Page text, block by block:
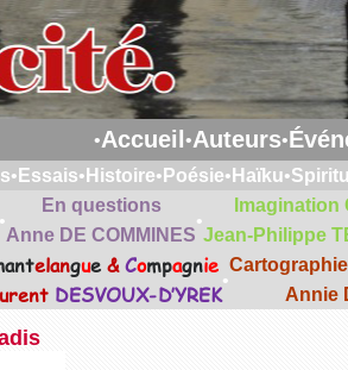
•Accueil •Auteurs•
• Essais• Histoire• Poésie• Haïku•
•
En questions
Anne DE COMMINES
•
Imagination
Jean-Philippe
elangue & Compagnie
DESVOUX-D’YREK
•
Annie